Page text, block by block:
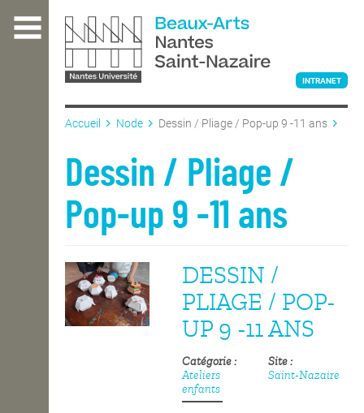
contenu
L'ÉCOLE
ENSEIGNEMENT
INTERNATIONAL
INTRANET
Accueil Node Dessin / Pliage / Pop-up 9 -11 ans
Dessin / Pliage /
Pop-up 9 -11 ans
DESSIN /
PLIAGE / POP-
UP 9 -11 ANS
Catégorie
Ateliers
enfants
Site
Saint-Nazaire